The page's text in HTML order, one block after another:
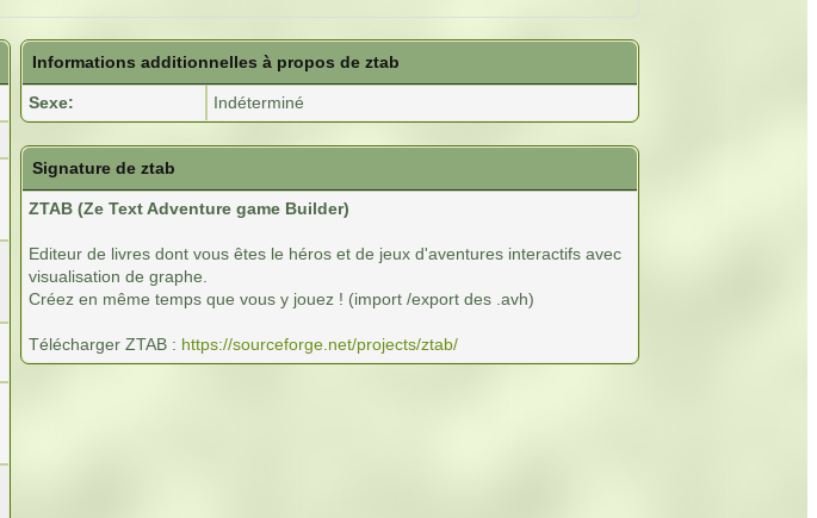
Informations additionnelles à propos de ztab
Sexe: Indéterminé
Signature de ztab
ZTAB (Ze Text Adventure game Builder)
Editeur de livres dont vous êtes le héros et de jeux d'aventures interactifs avec
visualisation de graphe.
Créez en même temps que vous y jouez ! (import /export des .avh)
Télécharger ZTAB : https://sourceforge.net/projects/ztab/